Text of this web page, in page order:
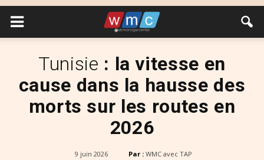
Tunisie : la vitesse en
cause dans la hausse des
morts sur les routes en
2026
9 juin 2026 Par : WMC avec TAP